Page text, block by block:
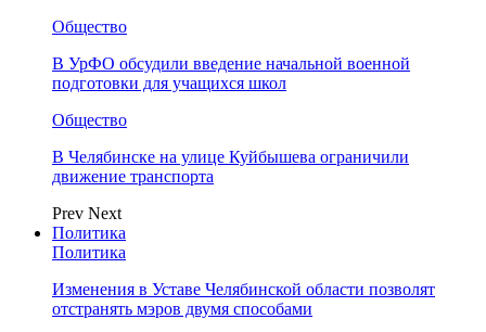
Общество
В УрФО обсудили введение начальной военной
подготовки для учащихся школ
Общество
В Челябинске на улице Куйбышева ограничили
движение транспорта
Prev Next
Политика
Политика
Изменения в Уставе Челябинской области позволят
отстранять мэров двумя способами